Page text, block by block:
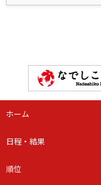
ホーム
日程・結果
順位